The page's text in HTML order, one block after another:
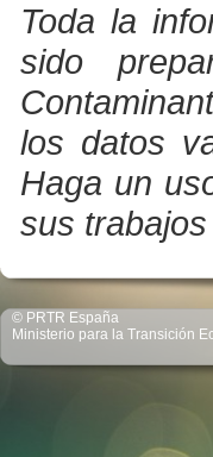
Toda la
sido
los datos
Haga un
sus
© PRTR España
Ministerio para la Transición